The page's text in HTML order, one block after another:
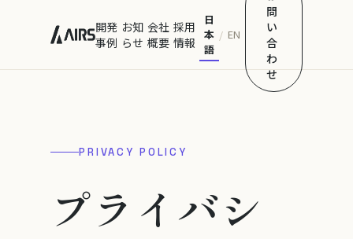
開発
事例
お知
らせ
会社
概要
採用
情報
日
本
語
/ EN
問
い
合
わ
せ
PRIVACY POLICY
プライバシ